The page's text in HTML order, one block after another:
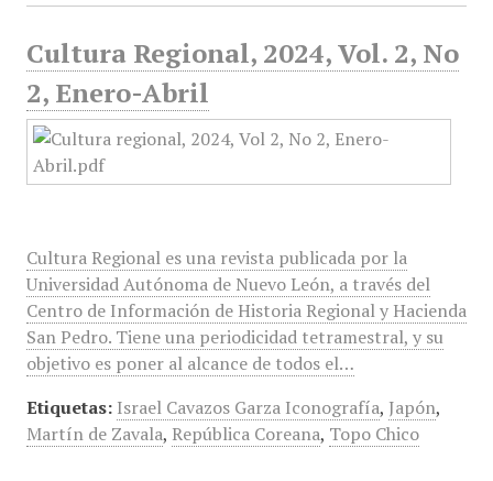
Cultura Regional, 2024, Vol. 2, No
2, Enero-Abril
Cultura Regional es una revista publicada por la
Universidad Autónoma de Nuevo León, a través del
Centro de Información de Historia Regional y Hacienda
San Pedro. Tiene una periodicidad tetramestral, y su
objetivo es poner al alcance de todos el…
Etiquetas: Israel Cavazos Garza Iconografía, Japón,
Martín de Zavala, República Coreana, Topo Chico